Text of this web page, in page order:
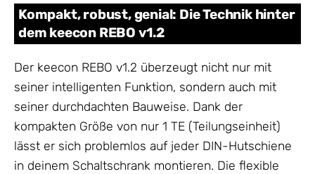
Kompakt, robust, genial: Die Technik hinter
dem keecon REBO v1.2
Der keecon REBO v1.2 überzeugt nicht nur mit
seiner intelligenten Funktion, sondern auch mit
seiner durchdachten Bauweise. Dank der
kompakten Größe von nur 1 TE (Teilungseinheit)
lässt er sich problemlos auf jeder DIN-Hutschiene
in deinem Schaltschrank montieren. Die flexible